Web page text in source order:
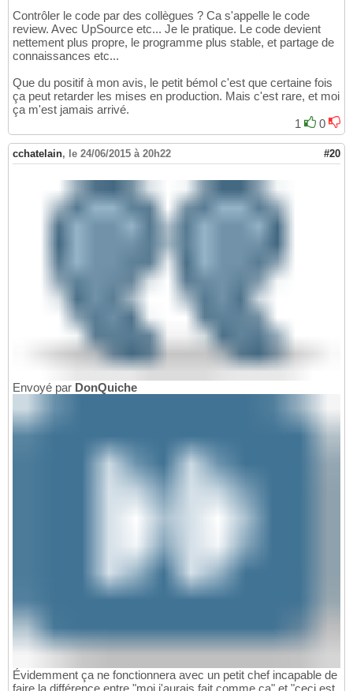
Contrôler le code par des collègues ? Ca s'appelle le code
review. Avec UpSource etc... Je le pratique. Le code devient
nettement plus propre, le programme plus stable, et partage de
connaissances etc...
Que du positif à mon avis, le petit bémol c'est que certaine fois
ça peut retarder les mises en production. Mais c'est rare, et moi
ça m'est jamais arrivé.
1
0
cchatelain, le 24/06/2015 à 20h22 #20
Envoyé par DonQuiche
Évidemment ça ne fonctionnera avec un petit chef incapable de
faire la différence entre "moi j'aurais fait comme ça" et "ceci est